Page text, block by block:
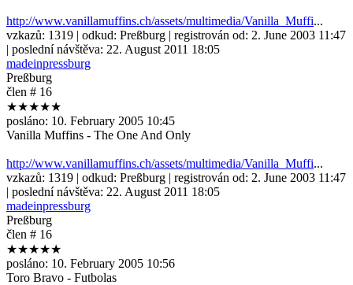
http://www.vanillamuffins.ch/assets/multimedia/Vanilla_Muffi...
vzkazů: 1319 | odkud: Preßburg | registrován od: 2. June 2003 11:47
| poslední návštěva: 22. August 2011 18:05
madeinpressburg
Preßburg
člen # 16
★★★★★
posláno: 10. February 2005 10:45
Vanilla Muffins - The One And Only
http://www.vanillamuffins.ch/assets/multimedia/Vanilla_Muffi...
vzkazů: 1319 | odkud: Preßburg | registrován od: 2. June 2003 11:47
| poslední návštěva: 22. August 2011 18:05
madeinpressburg
Preßburg
člen # 16
★★★★★
posláno: 10. February 2005 10:56
Toro Bravo - Futbolas